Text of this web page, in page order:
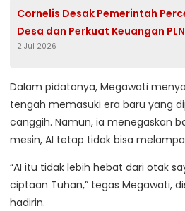
Cornelis Desak Pemerintah
Desa dan Perkuat Keuangan
Ketahanan Energi
2 Jul 2026
Dalam pidatonya, Megawati
tengah memasuki era baru yang
canggih. Namun, ia menegaskan
mesin, AI tetap tidak bisa
“AI itu tidak lebih hebat dari otak
ciptaan Tuhan,” tegas Megawati,
hadirin.